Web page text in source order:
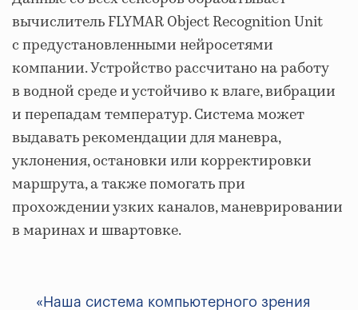
вычислитель FLYMAR Object Recognition Unit
с предустановленными нейросетями
компании. Устройство рассчитано на работу
в водной среде и устойчиво к влаге, вибрации
и перепадам температур. Система может
выдавать рекомендации для маневра,
уклонения, остановки или корректировки
маршрута, а также помогать при
прохождении узких каналов, маневрировании
в маринах и швартовке.
«Наша система компьютерного зрения